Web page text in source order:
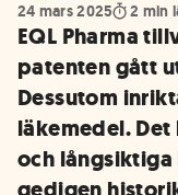
24 mars 2025
2 min
EQL Pharma
patenten gått
Dessutom
läkemedel.
och